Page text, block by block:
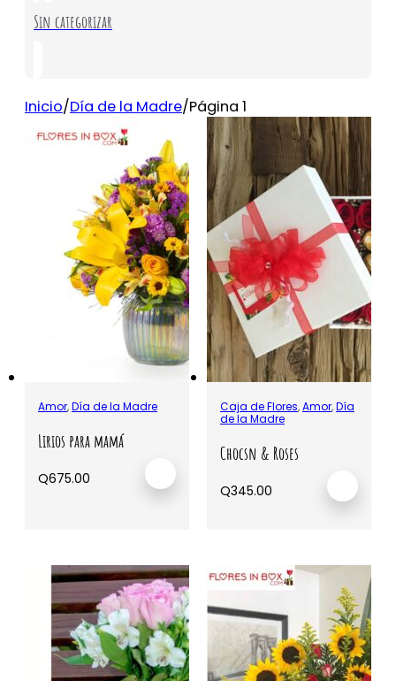
Inicio/Día de la Madre/Página 1
Amor,Día de la Madre
Lirios para mamá
Q675.00
Caja de Flores,Amor,Día
de la Madre
Chocsn & Roses
Q345.00
Sin categorizar